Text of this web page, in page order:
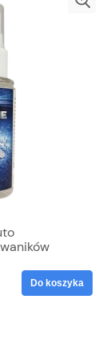
Do koszyka